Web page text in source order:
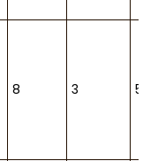
8 3